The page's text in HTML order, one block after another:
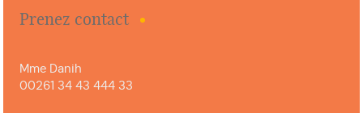
Prenez contact
Mme Danih
00261 34 43 444 33